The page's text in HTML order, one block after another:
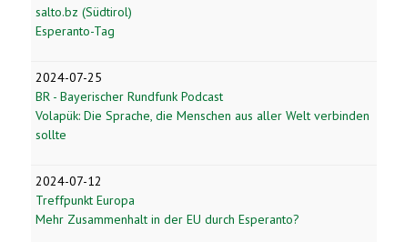
salto.bz (Südtirol)
Esperanto-Tag
2024-07-25
BR - Bayerischer Rundfunk Podcast
Volapük: Die Sprache, die Menschen aus aller Welt verbinden
sollte
2024-07-12
Treffpunkt Europa
Mehr Zusammenhalt in der EU durch Esperanto?